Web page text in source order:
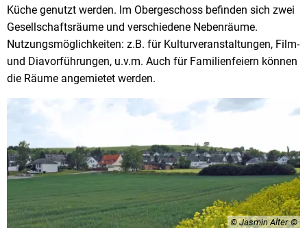
Küche genutzt werden. lm Obergeschoss befinden sich zwei
Gesellschaftsräume und verschiedene Nebenräume.
Nutzungsmöglichkeiten: z.B. für Kulturveranstaltungen, Film-
und Diavorführungen, u.v.m. Auch für Familienfeiern können
die Räume angemietet werden.
© Jasmin Alter